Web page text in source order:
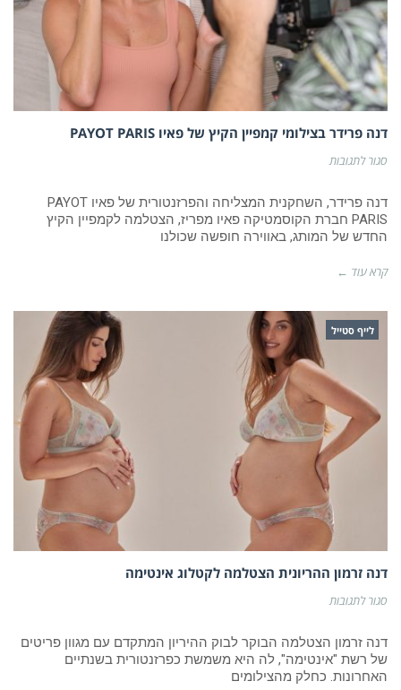
דנה פרידר בצילומי קמפיין הקיץ של פאיו PAYOT PARIS
סגור לתגובות
בצילומי
קמפיין
הקיץ
של
דנה פרידר, השחקנית המצליחה והפרזנטורית של פאיו PAYOT
PARIS חברת הקוסמטיקה פאיו מפריז, הצטלמה לקמפיין הקיץ
החדש של המותג, באווירה חופשה שכולנו
קרא עוד ←
לייף סטייל
דנה זרמון ההריונית הצטלמה לקטלוג אינטימה
סגור לתגובות
ההריונית
הצטלמה
לקטלוג
אינטימה
דנה זרמון הצטלמה הבוקר לבוק ההיריון המתקדם עם מגוון פריטים
של רשת "אינטימה", לה היא משמשת כפרזנטורית בשנתיים
האחרונות. כחלק מהצילומים